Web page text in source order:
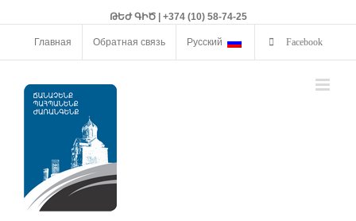
ԹԵԺ ԳԻԾ | +374 (10) 58-74-25
Главная Обратная связь Русский Facebook